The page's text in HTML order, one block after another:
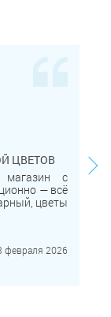
>
ЦВЕТОВ
магазин с
— всё
цветы
за
Большое
февраля 2026